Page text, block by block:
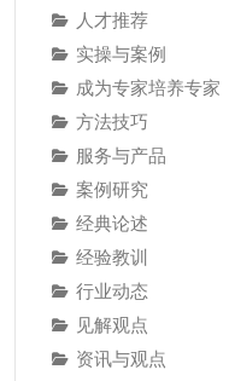
人才推荐
实操与案例
成为专家培养专家
方法技巧
服务与产品
案例研究
经典论述
经验教训
行业动态
见解观点
资讯与观点